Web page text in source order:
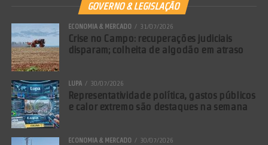
GOVERNO & LEGISLAÇÃO
ECONOMIA & MERCADO 31/07/2026
Crise no Campo: recuperações judiciais
disparam; colheita de algodão em atraso
LUPA 30/07/2026
Representatividade política, gastos públicos
e calor extremo são destaques na semana
ECONOMIA & MERCADO 30/07/2026